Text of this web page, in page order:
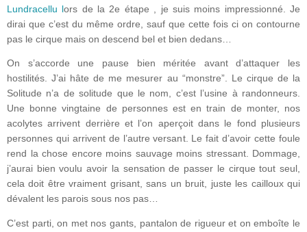
Lundracellu lors de la 2e étape , je suis moins impressionné. Je
dirai que c’est du même ordre, sauf que cette fois ci on contourne
pas le cirque mais on descend bel et bien dedans…
On s’accorde une pause bien méritée avant d’attaquer les
hostilités. J’ai hâte de me mesurer au “monstre”. Le cirque de la
Solitude n’a de solitude que le nom, c’est l’usine à randonneurs.
Une bonne vingtaine de personnes est en train de monter, nos
acolytes arrivent derrière et l’on aperçoit dans le fond plusieurs
personnes qui arrivent de l’autre versant. Le fait d’avoir cette foule
rend la chose encore moins sauvage moins stressant. Dommage,
j’aurai bien voulu avoir la sensation de passer le cirque tout seul,
cela doit être vraiment grisant, sans un bruit, juste les cailloux qui
dévalent les parois sous nos pas…
C’est parti, on met nos gants, pantalon de rigueur et on emboîte le